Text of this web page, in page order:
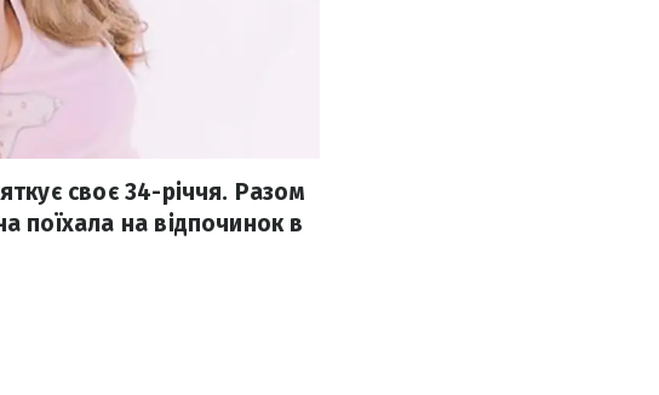
своє 34-річчя. Разом
поїхала на відпочинок в